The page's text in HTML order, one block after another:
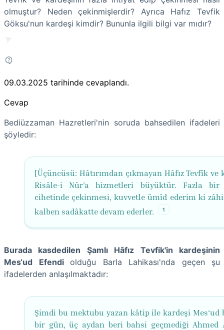
olmuştur? Neden çekinmişlerdir? Ayrıca Hafız Tevfik
Göksu'nun kardeşi kimdir? Bununla ilgili bilgi var mıdır?
09.03.2025 tarihinde cevaplandı.
Cevap
Bediüzzaman Hazretleri'nin soruda bahsedilen ifadeleri
şöyledir:
[Üçüncüsü: Hâtırımdan çıkmayan Hâfız Tevfîk ve
Risâle-i Nûr’a hizmetleri büyüktür. Fazla
cihetinde çekinmesi, kuvvetle ümîd ederim ki
kalben sadâkatte devam ederler.
1
Burada kasdedilen Şamlı Hâfız Tevfik'in kardeşinin
Mes‘ud Efendi olduğu Barla Lahikası'nda geçen şu
ifadelerden anlaşılmaktadır:
Şimdi bu mektubu yazan kâtip ile kardeşi Mes‘ud
bir gün, üç aydan beri bahsi geçmediği Ahmed